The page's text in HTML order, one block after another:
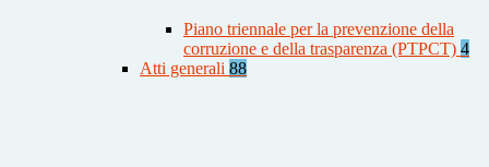
Piano triennale per la prevenzione della
corruzione e della trasparenza (PTPCT) 4
Atti generali 88